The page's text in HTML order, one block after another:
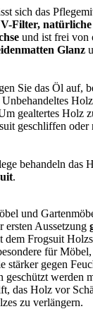
sich das
Filter, natürliche
und ist frei von
Glanz
Sie das Öl auf,
gealtertes Holz
geschliffen oder
behandeln das
.
und
ersten Aussetzung
dem Frogsuit
für
stärker gegen
geschützt werden
das Holz vor
zu verlängern.